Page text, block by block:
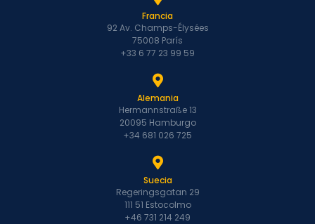
Francia
92 Av. Champs-Élysées
75008 París
+33 6 77 23 99 59
Alemania
Hermannstraße 13
20095 Hamburgo
+34 681 026 725
Suecia
Regeringsgatan 29
111 51 Estocolmo
+46 731 214 249